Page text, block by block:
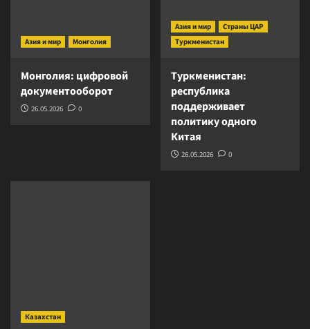
Азия и мир Монголия
Монголия: цифровой
документооборот
26.05.2026 0
Азия и мир
Страны ЦАР
Туркменистан
Туркменистан:
республика
поддерживает
политику одного
Китая
26.05.2026 0
Казахстан